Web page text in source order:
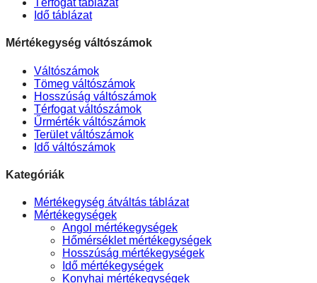
Térfogat táblázat
Idő táblázat
Mértékegység váltószámok
Váltószámok
Tömeg váltószámok
Hosszúság váltószámok
Térfogat váltószámok
Űrmérték váltószámok
Terület váltószámok
Idő váltószámok
Kategóriák
Mértékegység átváltás táblázat
Mértékegységek
Angol mértékegységek
Hőmérséklet mértékegységek
Hosszúság mértékegységek
Idő mértékegységek
Konyhai mértékegységek